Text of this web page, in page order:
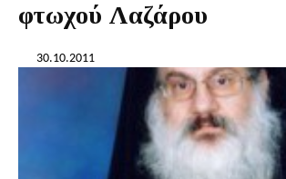
φτωχού Λαζάρου
30.10.2011